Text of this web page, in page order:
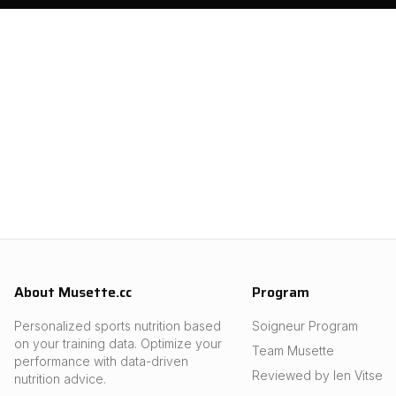
About Musette.cc
Personalized sports nutrition based
on your training data. Optimize your
performance with data-driven
nutrition advice.
Program
Soigneur Program
Team Musette
Reviewed by Ien Vitse